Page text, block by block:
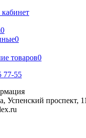
0
0
товаров0
77-55
Успенский проспект,